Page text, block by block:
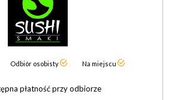
Odbiór osobisty Na miejscu
płatność przy odbiorze